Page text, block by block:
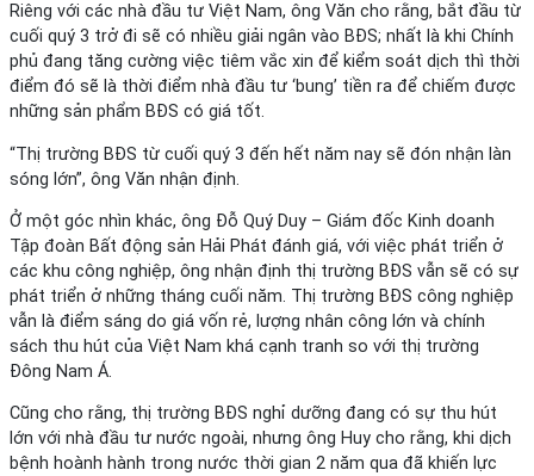
Riêng với các nhà đầu tư Việt Nam, ông Văn cho rằng, bắt đầu từ
cuối quý 3 trở đi sẽ có nhiều giải ngân vào BĐS; nhất là khi Chính
phủ đang tăng cường việc tiêm vắc xin để kiểm soát dịch thì thời
điểm đó sẽ là thời điểm nhà đầu tư ‘bung’ tiền ra để chiếm được
những sản phẩm BĐS có giá tốt.
“Thị trường BĐS từ cuối quý 3 đến hết năm nay sẽ đón nhận làn
sóng lớn”, ông Văn nhận định.
Ở một góc nhìn khác, ông Đỗ Quý Duy – Giám đốc Kinh doanh
Tập đoàn Bất động sản Hải Phát đánh giá, với việc phát triển ở
các khu công nghiệp, ông nhận định thị trường BĐS vẫn sẽ có sự
phát triển ở những tháng cuối năm. Thị trường BĐS công nghiệp
vẫn là điểm sáng do giá vốn rẻ, lượng nhân công lớn và chính
sách thu hút của Việt Nam khá cạnh tranh so với thị trường
Đông Nam Á.
Cũng cho rằng, thị trường BĐS nghỉ dưỡng đang có sự thu hút
lớn với nhà đầu tư nước ngoài, nhưng ông Huy cho rằng, khi dịch
bệnh hoành hành trong nước thời gian 2 năm qua đã khiến lực